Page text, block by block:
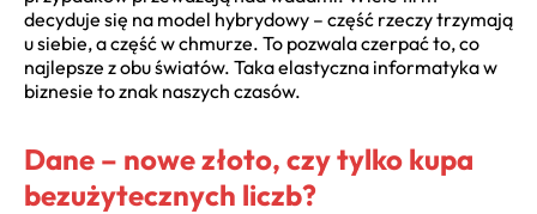
decyduje się na model hybrydowy – część rzeczy trzymają
u siebie, a część w chmurze. To pozwala czerpać to, co
najlepsze z obu światów. Taka elastyczna informatyka w
biznesie to znak naszych czasów.
Dane – nowe złoto, czy tylko kupa
bezużytecznych liczb?